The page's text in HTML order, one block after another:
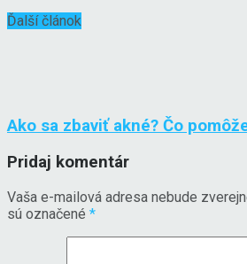
Ďalší článok
Ako sa zbaviť akné? Čo
Pridaj komentár
Vaša e-mailová adresa nebude
sú označené *